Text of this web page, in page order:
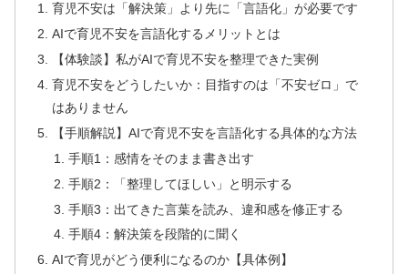
育児不安は「解決策」より先に「言語化」が必要です
AIで育児不安を言語化するメリットとは
【体験談】私がAIで育児不安を整理できた実例
育児不安をどうしたいか：目指すのは「不安ゼロ」で
はありません
【手順解説】AIで育児不安を言語化する具体的な方法
手順1：感情をそのまま書き出す
手順2：「整理してほしい」と明示する
手順3：出てきた言葉を読み、違和感を修正する
手順4：解決策を段階的に聞く
AIで育児がどう便利になるのか【具体例】